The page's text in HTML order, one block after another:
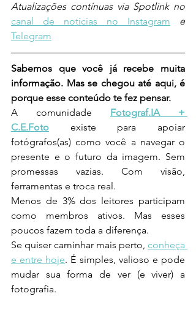
canal de notícias no Instagram
e
Telegram
Sabemos que você já recebe muita
informação. Mas se chegou até aqui, é
porque esse conteúdo te fez pensar.
A comunidade Fotograf.IA +
C.E.Foto existe para apoiar
fotógrafos(as) como você a navegar o
presente e o futuro da imagem. Sem
promessas vazias. Com visão,
ferramentas e troca real.
Menos de 3% dos leitores participam
como membros ativos. Mas esses
poucos fazem toda a diferença.
Se quiser caminhar mais perto, conheça
e entre hoje. É simples, valioso e pode
mudar sua forma de ver (e viver) a
fotografia.